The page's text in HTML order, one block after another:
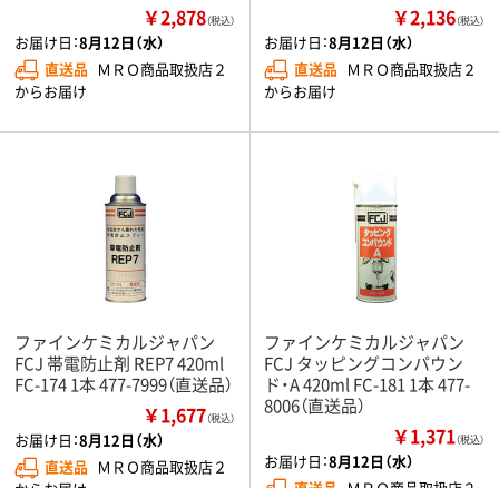
￥2,878（税込）
お届け日：8月12日（水）
直送品 ＭＲＯ商品取扱店２
からお届け
￥2,136（税込）
お届け日：8月12日（水）
直送品 ＭＲＯ商品取扱店２
からお届け
ファインケミカルジャパン
FCJ 帯電防止剤 REP7 420ml
FC-174 1本 477-7999（直送品）
￥1,677（税込）
お届け日：8月12日（水）
直送品 ＭＲＯ商品取扱店２
ファインケミカルジャパン
FCJ タッピングコンパウン
ド・A 420ml FC-181 1本 477-
8006（直送品）
￥1,371（税込）
お届け日：8月12日（水）